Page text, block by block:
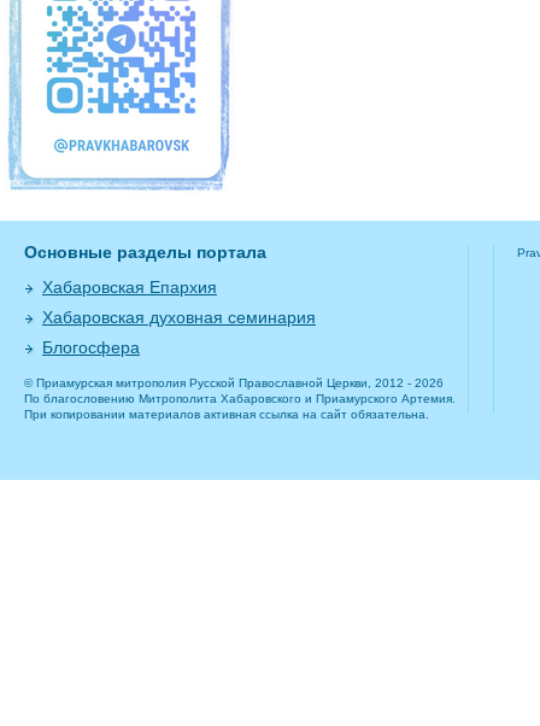
Основные разделы портала
Хабаровская Епархия
Хабаровская духовная семинария
Блогосфера
© Приамурская митрополия Русской Православной Церкви, 2012 - 2026
По благословению Митрополита Хабаровского и Приамурского Артемия.
При копировании материалов активная ссылка на сайт обязательна.